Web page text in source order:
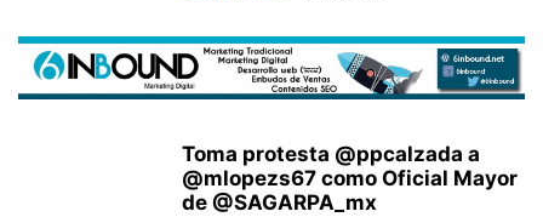
Toma protesta @ppcalzada a
@mlopezs67 como Oficial Mayor
de @SAGARPA_mx